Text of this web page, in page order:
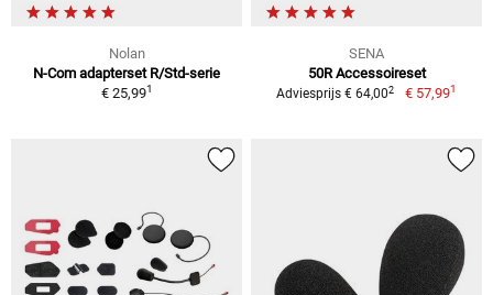
Nolan
N-Com adapterset R/Std-serie
€ 25,991
SENA
50R Accessoireset
Adviesprijs € 64,002 € 57,991